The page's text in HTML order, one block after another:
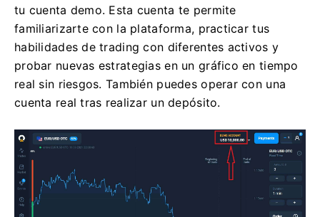
tu cuenta demo. Esta cuenta te permite
familiarizarte con la plataforma, practicar tus
habilidades de trading con diferentes activos y
probar nuevas estrategias en un gráfico en tiempo
real sin riesgos. También puedes operar con una
cuenta real tras realizar un depósito.